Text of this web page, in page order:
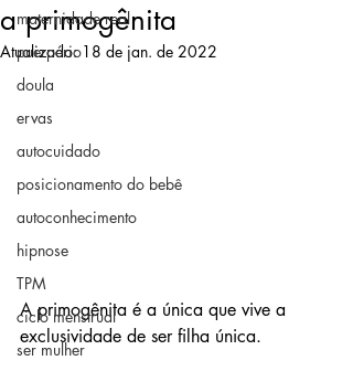
maternidade real
puerpério
doula
ervas
autocuidado
posicionamento do bebê
autoconhecimento
hipnose
TPM
ciclo menstrual
ser mulher
a primogênita
Atualizado:18 de jan. de 2022
A primogênita é a única que vive a
exclusividade de ser filha única.